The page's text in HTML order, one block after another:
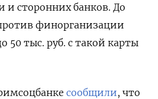
и сторонних банков. До
финорганизации
50 тыс. руб. с такой карты
сообщили, что